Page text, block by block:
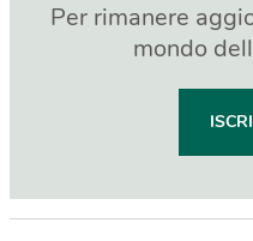
Per rimanere
mondo